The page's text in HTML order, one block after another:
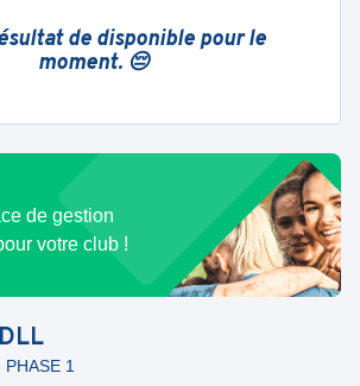
de disponible pour le
moment. 😔
de gestion
votre club !
1